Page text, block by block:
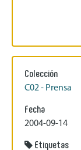
Colección
C02 - Prensa
Fecha
2004-09-14
Etiquetas